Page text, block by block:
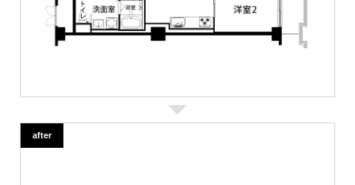
after